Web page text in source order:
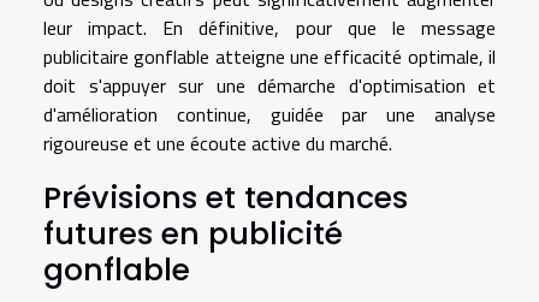
leur impact. En définitive, pour que le message
publicitaire gonflable atteigne une efficacité optimale, il
doit s'appuyer sur une démarche d'optimisation et
d'amélioration continue, guidée par une analyse
rigoureuse et une écoute active du marché.
Prévisions et tendances
futures en publicité
gonflable